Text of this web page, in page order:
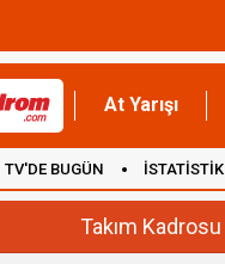
At Yarışı
TV'DE BUGÜN İSTATİSTİK
Takım Kadrosu